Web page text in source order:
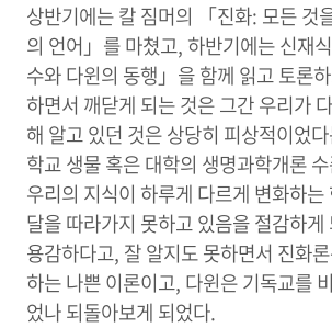
상반기에는 칼 짐머의 「진화: 모든 것
의 언어」를 마쳤고, 하반기에는 신재
수와 다윈의 동행」을 함께 읽고 토론
하면서 깨닫게 되는 것은 그간 우리가
해 알고 있던 것은 상당히 피상적이었
학교 생물 혹은 대학의 생명과학개론
우리의 지식이 하루게 다르게 변화하
달을 따라가지 못하고 있음을 절감하게
용감하다고, 잘 알지도 못하면서 진화
하는 나쁜 이론이고, 다윈은 기독교를
었나 되돌아보게 되었다.